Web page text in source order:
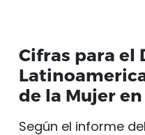
Cifras para el
de la Mujer
Según el informe del